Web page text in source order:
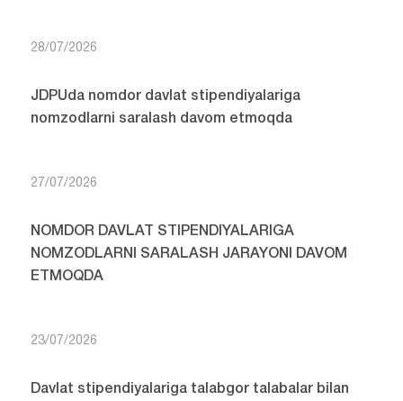
28/07/2026
JDPUda nomdor davlat stipendiyalariga
nomzodlarni saralash davom etmoqda
27/07/2026
NOMDOR DAVLAT STIPENDIYALARIGA
NOMZODLARNI SARALASH JARAYONI DAVOM
ETMOQDA
23/07/2026
Davlat stipendiyalariga talabgor talabalar bilan